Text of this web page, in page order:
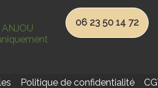
06 23 50 14 72
Politique de confidentialité